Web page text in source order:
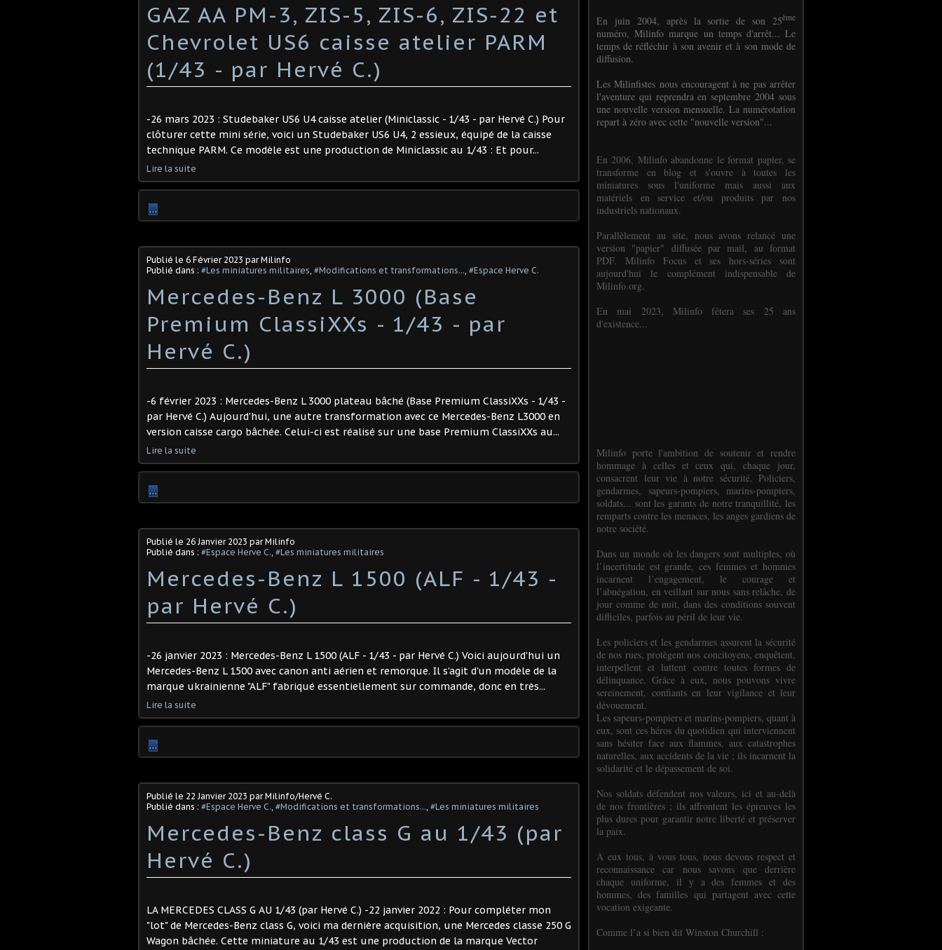
GAZ AA PM-3, ZIS-5, ZIS-6, ZIS-22 et
Chevrolet US6 caisse atelier PARM
(1/43 - par Hervé C.)
-26 mars 2023 : Studebaker US6 U4 caisse atelier (Miniclassic - 1/43 - par Hervé C.) Pour
clôturer cette mini série, voici un Studebaker US6 U4, 2 essieux, équipé de la caisse
technique PARM. Ce modèle est une production de Miniclassic au 1/43 : Et pour...
Lire la suite
…
Publié le 6 Février 2023 par Milinfo
Publié dans : #Les miniatures militaires, #Modifications et transformations..., #Espace Herve C.
Mercedes-Benz L 3000 (Base
Premium ClassiXXs - 1/43 - par
Hervé C.)
-6 février 2023 : Mercedes-Benz L 3000 plateau bâché (Base Premium ClassiXXs - 1/43 -
par Hervé C.) Aujourd'hui, une autre transformation avec ce Mercedes-Benz L3000 en
version caisse cargo bâchée. Celui-ci est réalisé sur une base Premium ClassiXXs au...
Lire la suite
…
Publié le 26 Janvier 2023 par Milinfo
Publié dans : #Espace Herve C., #Les miniatures militaires
Mercedes-Benz L 1500 (ALF - 1/43 -
par Hervé C.) ​
-26 janvier 2023 : Mercedes-Benz L 1500 (ALF - 1/43 - par Hervé C.) Voici aujourd'hui un
Mercedes-Benz L 1500 avec canon anti aérien et remorque. Il s'agit d'un modèle de la
marque ukrainienne "ALF" fabriqué essentiellement sur commande, donc en très...
Lire la suite
…
Publié le 22 Janvier 2023 par Milinfo/Hervé C.
Publié dans : #Espace Herve C., #Modifications et transformations..., #Les miniatures militaires
Mercedes-Benz class G au 1/43 (par
Hervé C.)
LA MERCEDES CLASS G AU 1/43 (par Hervé C.) -22 janvier 2022 : Pour compléter mon
"lot" de Mercedes-Benz class G, voici ma dernière acquisition, une Mercedes classe 250 G
Wagon bâchée. Cette miniature au 1/43 est une production de la marque Vector
En juin 2004, après la sortie de son 25ème
numéro, Milinfo marque un temps d'arrêt... Le
temps de réfléchir à son avenir et à son mode de
diffusion.
Les Milinfistes nous encouragent à ne pas arrêter
l'aventure qui reprendra en septembre 2004 sous
une nouvelle version mensuelle. La numérotation
repart à zéro avec cette "nouvelle version"...
En 2006, Milinfo abandonne le format papier, se
transforme en blog et s'ouvre à toutes les
miniatures sous l'uniforme mais aussi aux
matériels en service et/ou produits par nos
industriels nationaux.
Parallèlement au site, nous avons relancé une
version "papier" diffusée par mail, au format
PDF. Milinfo Focus et ses hors-séries sont
aujourd'hui le complément indispensable de
Milinfo.org.
En mai 2023, Milinfo fêtera ses 25 ans
d'existence...
Milinfo porte l'ambition de soutenir et rendre
hommage à celles et ceux qui, chaque jour,
consacrent leur vie à notre sécurité. Policiers,
gendarmes, sapeurs-pompiers, marins-pompiers,
soldats... sont les garants de notre tranquillité, les
remparts contre les menaces, les anges gardiens de
notre société.
Dans un monde où les dangers sont multiples, où
l’incertitude est grande, ces femmes et hommes
incarnent l’engagement, le courage et
l’abnégation, en veillant sur nous sans relâche, de
jour comme de nuit, dans des conditions souvent
difficiles, parfois au péril de leur vie.
Les policiers et les gendarmes assurent la sécurité
de nos rues, protègent nos concitoyens, enquêtent,
interpellent et luttent contre toutes formes de
délinquance. Grâce à eux, nous pouvons vivre
sereinement, confiants en leur vigilance et leur
dévouement.
Les sapeurs-pompiers et marins-pompiers, quant à
eux, sont ces héros du quotidien qui interviennent
sans hésiter face aux flammes, aux catastrophes
naturelles, aux accidents de la vie ; ils incarnent la
solidarité et le dépassement de soi.
Nos soldats défendent nos valeurs, ici et au-delà
de nos frontières ; ils affrontent les épreuves les
plus dures pour garantir notre liberté et préserver
la paix.
À eux tous, à vous tous, nous devons respect et
reconnaissance car nous savons que derrière
chaque uniforme, il y a des femmes et des
hommes, des familles qui partagent avec cette
vocation exigeante.
Comme l’a si bien dit Winston Churchill :